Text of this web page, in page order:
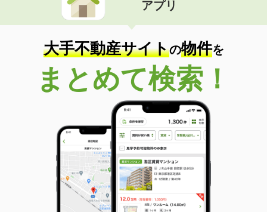
アプリ
大手不動産サイトの物件を
まとめて検索！